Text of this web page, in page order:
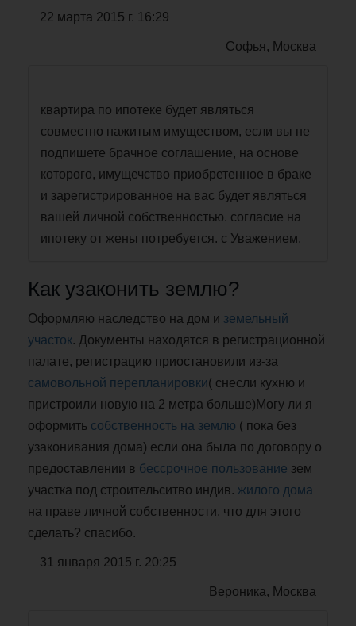
22 марта 2015 г. 16:29
Софья, Москва
квартира по ипотеке будет являться
совместно нажитым имуществом, если вы не
подпишете брачное соглашение, на основе
которого, имущечство приобретенное в браке
и зарегистрированное на вас будет являться
вашей личной собственностью. согласие на
ипотеку от жены потребуется. с Уважением.
Как узаконить землю?
Оформляю наследство на дом и земельный
участок. Документы находятся в регистрационной
палате, регистрацию приостановили из-за
самовольной перепланировки( снесли кухню и
пристроили новую на 2 метра больше)Могу ли я
оформить собственность на землю ( пока без
узаконивания дома) если она была по договору о
предоставлении в бессрочное пользование зем
участка под строительситво индив. жилого дома
на праве личной собственности. что для этого
сделать? спасибо.
31 января 2015 г. 20:25
Вероника, Москва